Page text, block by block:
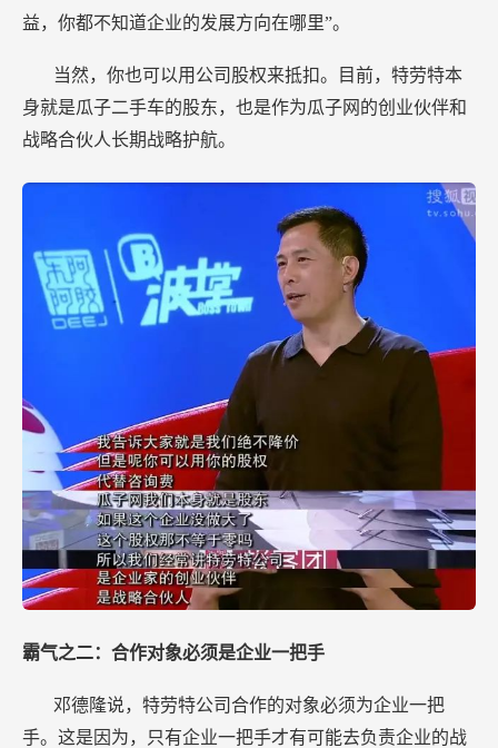
益，你都不知道企业的发展方向在哪里”。
当然，你也可以用公司股权来抵扣。目前，特劳特本
身就是瓜子二手车的股东，也是作为瓜子网的创业伙伴和
战略合伙人长期战略护航。
霸气之二：合作对象必须是企业一把手
邓德隆说，特劳特公司合作的对象必须为企业一把
手。这是因为，只有企业一把手才有可能去负责企业的战